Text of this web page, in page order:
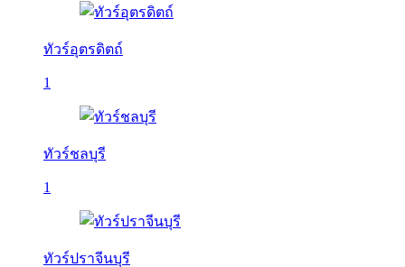
ทัวร์อุตรดิตถ์
1
ทัวร์ชลบุรี
1
ทัวร์ปราจีนบุรี